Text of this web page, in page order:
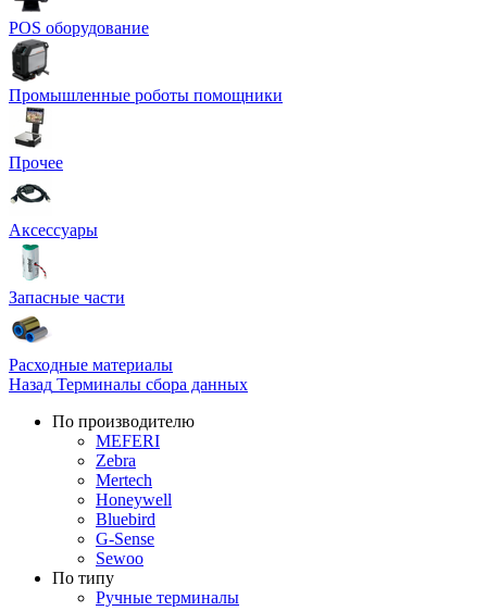
POS оборудование
Промышленные роботы помощники
Прочее
Аксессуары
Запасные части
Расходные материалы
Назад Терминалы сбора данных
По производителю
MEFERI
Zebra
Mertech
Honeywell
Bluebird
G-Sense
Sewoo
По типу
Ручные терминалы